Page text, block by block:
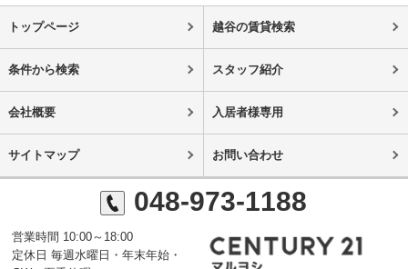
トップページ 越谷の賃貸検索
条件から検索 スタッフ紹介
会社概要 入居者様専用
サイトマップ お問い合わせ
048-973-1188
営業時間 10:00～18:00
定休日 毎週水曜日・年末年始・